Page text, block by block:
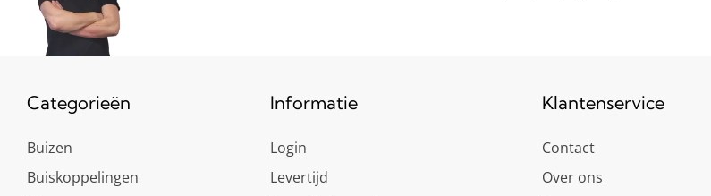
Categorieën
Buizen
Buiskoppelingen
Informatie
Login
Levertijd
Klantenservice
Contact
Over ons